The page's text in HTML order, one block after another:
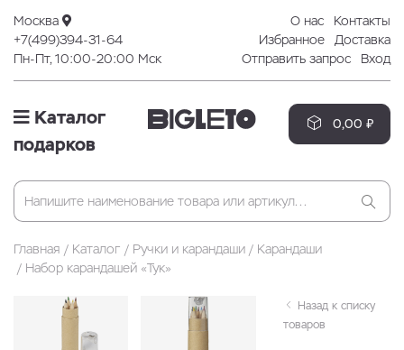
Москва
+7(499)394-31-64
Пн-Пт, 10:00-20:00 Мск
О нас
Контакты
Избранное
Доставка
Отправить запрос
Вход
Каталог
подарков
0,00 ₽
Главная Каталог Ручки и карандаши
Карандаши
Набор карандашей «Тук»
Назад к списку
товаров